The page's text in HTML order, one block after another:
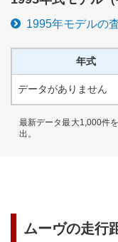
1995年モデルの
年式
データがありません
最新データ最大1,000件
出。
ムーヴの走行